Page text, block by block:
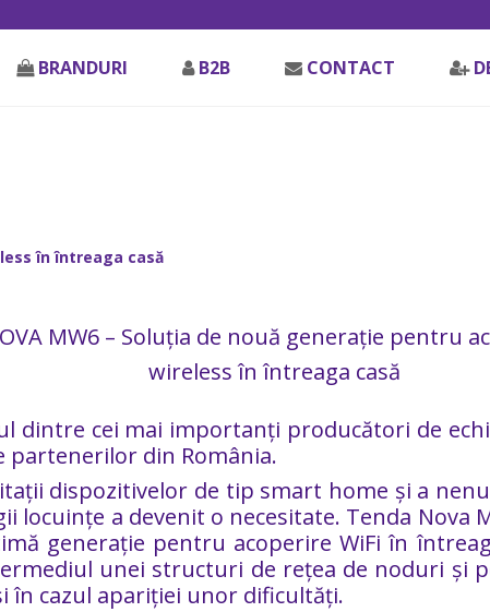
BRANDURI B2B CONTACT
în întreaga casă
MW6 – Soluția de nouă generație pentru
wireless în întreaga casă
dintre cei mai importanți producători de
partenerilor din România.
dispozitivelor de tip smart home și a
locuințe a devenit o necesitate. Tenda
generație pentru acoperire WiFi în
unei structuri de rețea de noduri și
în cazul apariției unor dificultăți.